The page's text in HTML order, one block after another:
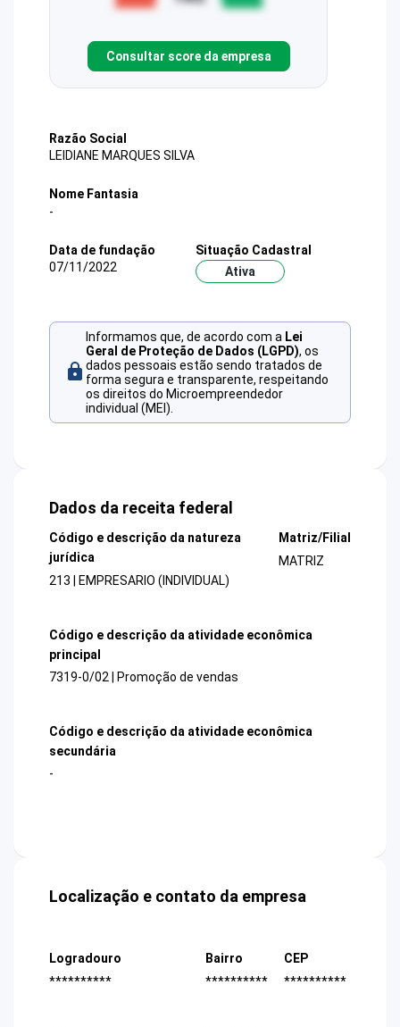
Consultar score da empresa
Razão Social
LEIDIANE MARQUES SILVA
Nome Fantasia
-
Data de fundação
07/11/2022
Situação Cadastral
Ativa
Informamos que, de acordo com a Lei
Geral de Proteção de Dados (LGPD), os
dados pessoais estão sendo tratados de
forma segura e transparente, respeitando
os direitos do Microempreendedor
individual (MEI).
Dados da receita federal
Código e descrição da natureza
jurídica
213 | EMPRESARIO (INDIVIDUAL)
Matriz/Filial
MATRIZ
Código e descrição da atividade econômica
principal
7319-0/02 | Promoção de vendas
Código e descrição da atividade econômica
secundária
-
Localização e contato da empresa
Logradouro
**********
Bairro
**********
CEP
**********